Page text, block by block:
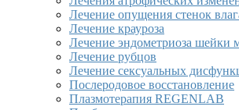
Лечение опущения стенок
Лечение крауроза
Лечение эндометриоза шейки
Лечение рубцов
Лечение сексуальных
Послеродовое восстановление
Плазмотерапия REGENLAB